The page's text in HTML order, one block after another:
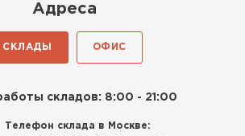
Адреса
СКЛАДЫ ОФИС
складов: 8:00 - 21:00
Телефон склада в Москве: